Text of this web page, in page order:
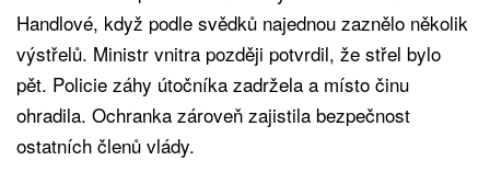
Handlové, když podle svědků najednou zaznělo několik
výstřelů. Ministr vnitra později potvrdil, že střel bylo
pět. Policie záhy útočníka zadržela a místo činu
ohradila. Ochranka zároveň zajistila bezpečnost
ostatních členů vlády.